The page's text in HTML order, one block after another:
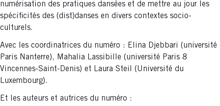
numérisation des pratiques dansées et de mettre au jour les
spécificités des (dist)danses en divers contextes socio-
culturels.
Avec les coordinatrices du numéro : Elina Djebbari (université
Paris Nanterre), Mahalia Lassibille (université Paris 8
Vincennes-Saint-Denis) et Laura Steil (Université du
Luxembourg).
Et les auteurs et autrices du numéro :